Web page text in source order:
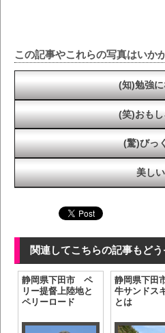
この記事やこれらの写真はいか
(知)勉強
(笑)おも
(驚)びっ
美しい
関連してこちらの記事もどう
静岡県下田市 ペ
リー提督上陸地と
ペリーロード
静岡県下田
牛サンドス
とは